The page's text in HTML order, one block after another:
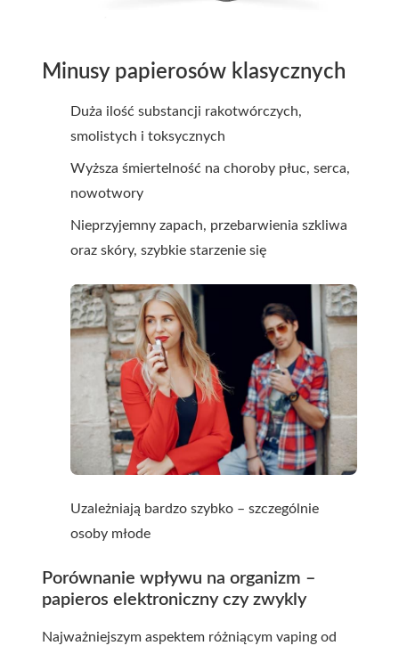
Minusy papierosów klasycznych
Duża ilość substancji rakotwórczych,
smolistych i toksycznych
Wyższa śmiertelność na choroby płuc, serca,
nowotwory
Nieprzyjemny zapach, przebarwienia szkliwa
oraz skóry, szybkie starzenie się
Uzależniają bardzo szybko – szczególnie
osoby młode
Porównanie wpływu na organizm –
papieros elektroniczny czy zwykly
Najważniejszym aspektem różniącym vaping od